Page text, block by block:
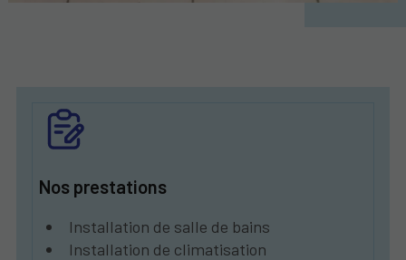
Nos prestations
Installation de salle de bains
Installation de climatisation